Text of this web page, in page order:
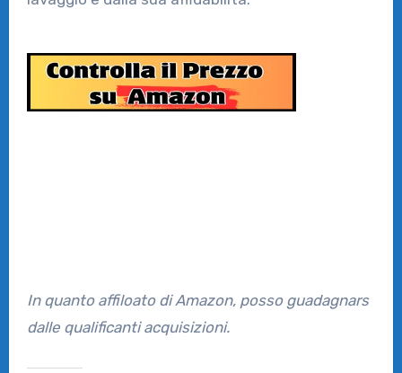
In quanto affiloato di Amazon, posso guadagnars
dalle qualificanti acquisizioni.